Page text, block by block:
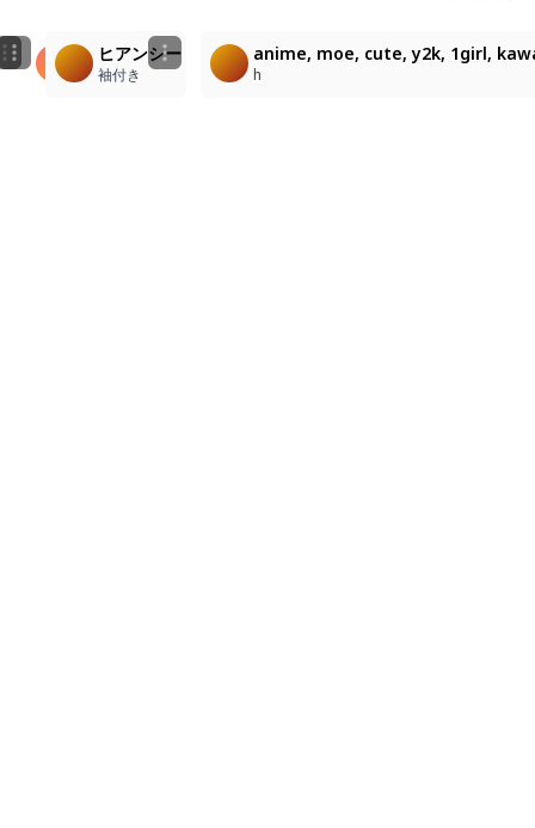
character: hyacine_(honkai:_star_rail). A medium
Kim Sokchet
ヒアンシー
袖付き
ヒアンシー
袖付き
anime, moe, cute, y2k, 1girl,
h